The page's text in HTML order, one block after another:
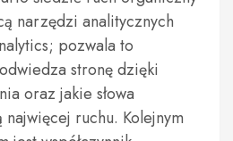
narzędzi analitycznych
pozwala to
stronę dzięki
oraz jakie słowa
ruchu. Kolejnym